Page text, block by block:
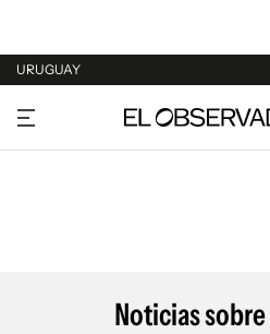
URUGUAY
URUGUAY
ARGENTINA
Noticias sobre